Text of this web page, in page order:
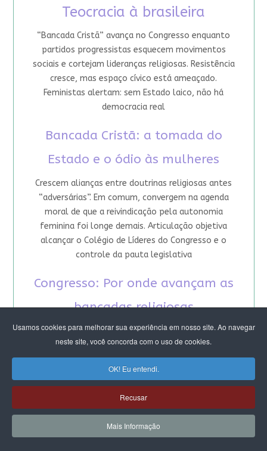
Usamos cookies para melhorar sua experiência em nosso site. Ao navegar
neste site, você concorda com o uso de cookies.
OK! Eu entendi.
Recusar
Mais Informação
Teocracia à brasileira
“Bancada Cristã” avança no Congresso enquanto
partidos progressistas esquecem movimentos
sociais e cortejam lideranças religiosas. Resistência
cresce, mas espaço cívico está ameaçado.
Feministas alertam: sem Estado laico, não há
democracia real
Bancada Cristã: a tomada do
Estado e o ódio às mulheres
Crescem alianças entre doutrinas religiosas antes
“adversárias”. Em comum, convergem na agenda
moral de que a reivindicação pela autonomia
feminina foi longe demais. Articulação objetiva
alcançar o Colégio de Líderes do Congresso e o
controle da pauta legislativa
Congresso: Por onde avançam as
bancadas religiosas
Pauta da “retidão moral” sob mando masculino
aglutina 40% dos parlamentares. É incentivada por
igrejas fundamentalistas, que avançaram no
terreno de devastação da democracia e desencanto
com a política. Mas há brechas: fé não significa
submissão como destino
A “teocracia à brasileira”, sempre